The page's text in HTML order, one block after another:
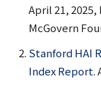
April 21,
McGovern
Stanford HAI
Index Report.